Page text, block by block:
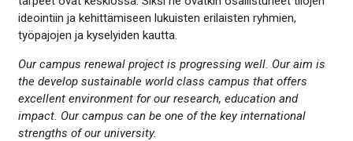
ideointiin ja kehittämiseen lukuisten erilaisten ryhmien,
työpajojen ja kyselyiden kautta.
Our campus renewal project is progressing well. Our aim is
the develop sustainable world class campus that offers
excellent environment for our research, education and
impact. Our campus can be one of the key international
strengths of our university.